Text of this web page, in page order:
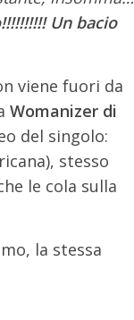
Un bacio
viene fuori da
Womanizer di
del singolo:
stesso
le cola sulla
la stessa